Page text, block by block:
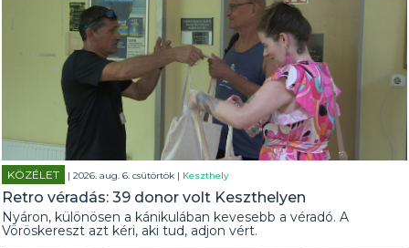
KÖZÉLET | 2026. aug. 6. csütörtök | Keszthely
Retro véradás: 39 donor volt Keszthelyen
Nyáron, különösen a kánikulában kevesebb a véradó. A
Vöröskereszt azt kéri, aki tud, adjon vért.